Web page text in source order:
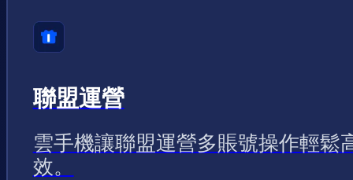
聯盟運營
雲手機讓聯盟運營多賬號操作輕鬆
效。